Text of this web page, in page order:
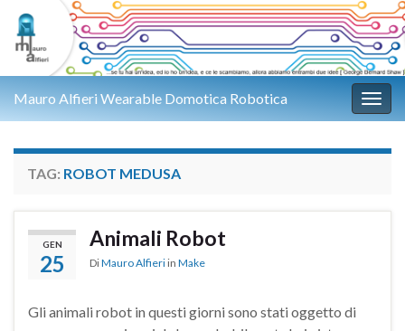
Mauro Alfieri Wearable Domotica Robotica
TAG: ROBOT MEDUSA
GEN
25
Animali Robot
DiMauro Alfieri in Make
Gli animali robot in questi giorni sono stati oggetto di